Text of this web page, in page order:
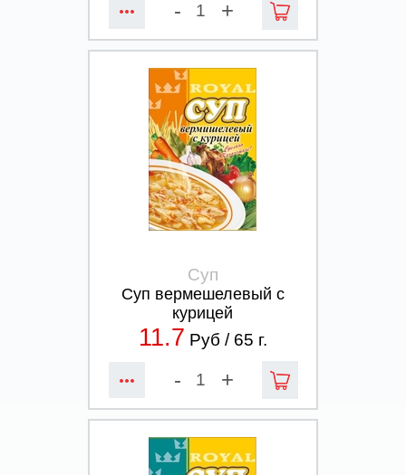
- +
Суп
Суп вермешелевый с
курицей
11.7 Руб / 65 г.
- +